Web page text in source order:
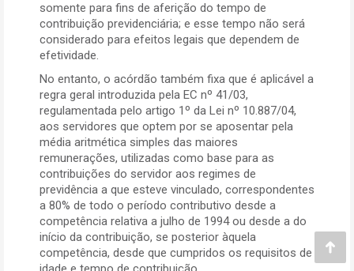
somente para fins de aferição do tempo de
contribuição previdenciária; e esse tempo não será
considerado para efeitos legais que dependem de
efetividade.
No entanto, o acórdão também fixa que é aplicável a
regra geral introduzida pela EC nº 41/03,
regulamentada pelo artigo 1º da Lei nº 10.887/04,
aos servidores que optem por se aposentar pela
média aritmética simples das maiores
remunerações, utilizadas como base para as
contribuições do servidor aos regimes de
previdência a que esteve vinculado, correspondentes
a 80% de todo o período contributivo desde a
competência relativa a julho de 1994 ou desde a do
início da contribuição, se posterior àquela
competência, desde que cumpridos os requisitos de
Go